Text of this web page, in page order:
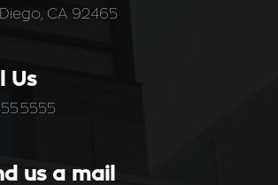
CA 92465
Us
us a mail